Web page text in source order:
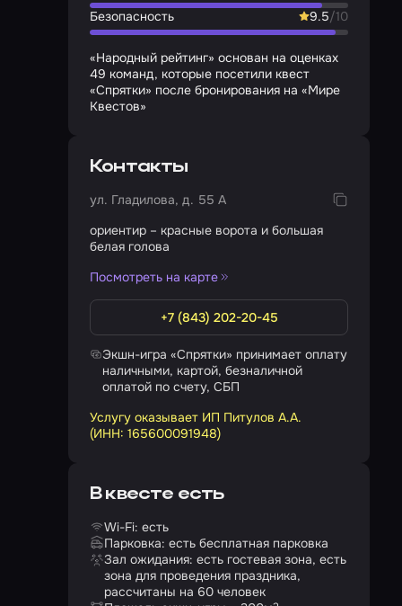
Безопасность
9.5/10
«Народный рейтинг» основан на оценках
49 команд, которые посетили квест
«Спрятки» после бронирования на «Мире
Квестов»
Контакты
ул. Гладилова, д. 55 А
ориентир – красные ворота и большая
белая голова
Посмотреть на карте
+7 (843) 202-20-45
Экшн-игра «Спрятки» принимает оплату
наличными, картой, безналичной
оплатой по счету, СБП
Услугу оказывает ИП Питулов А.А.
(ИНН: 165600091948)
В квесте есть
Wi-Fi: есть
Парковка: есть бесплатная парковка
Зал ожидания: есть гостевая зона, есть
зона для проведения праздника,
рассчитаны на 60 человек